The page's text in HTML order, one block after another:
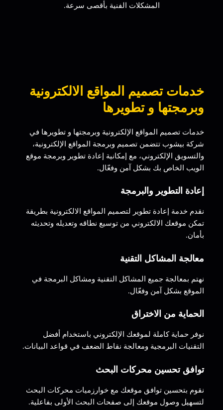
المشكلات الفنية بأقصى سرعة.
خدمات تصميم المواقع الالكترونية
وبرمجتها و تطويرها
خدمات تصميم المواقع الإلكترونية وبرمجتها و تطويرها في
شركة بيشوب تتضمن تصميم وبرمجة المواقع الإلكترونية،
والتسويق الإلكتروني، مع إمكانية إعادة تطوير وبرمجة موقع
الويب الخاص بك بشكل آمن وفعّال.
إعادة التطوير والبرمجة
نقدم خدمة إعادة تطوير لتصميم المواقع الالكترونية بطريقة
تمكن موقعك الالكتروني من توسيع نطاقه وتعديله وتحديثه
بأمان.
معالجة المشاكل التقنية
نهتم بمعالجة جميع المشاكل التقنية ومشاكل البرمجة في
الموقع بشكل آمن وفعّال.
الحماية من الاختراق
نوفر حماية كاملة لموقعك الإلكتروني باستخدام أفضل
التقنيات البرمجية ومعالجة نقاط الضعف في قواعد البيانات.
توافق تحسين محركات البحث
نقوم بتحسين توافق موقعك مع خوارزميات محركات البحث
لتسهيل وصول موقعك إلى صفحات البحث الأولى بفاعلية.